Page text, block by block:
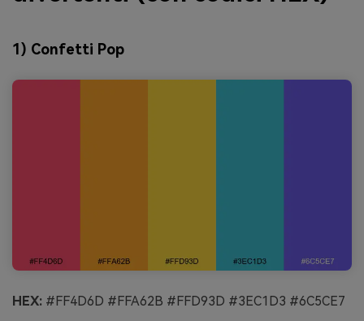
1) Confetti Pop
HEX: #FF4D6D #FFA62B #FFD93D #3EC1D3 #6C5CE7